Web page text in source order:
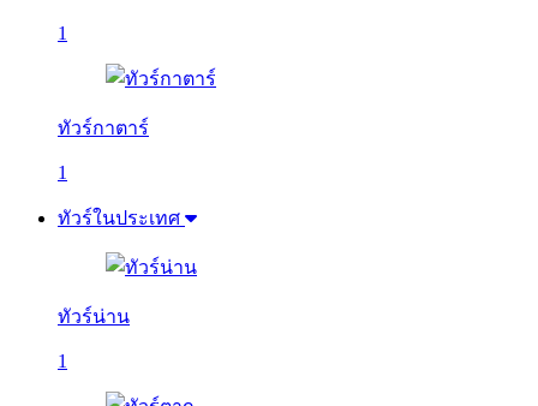
1
ทัวร์กาตาร์
1
ทัวร์ในประเทศ
ทัวร์น่าน
1